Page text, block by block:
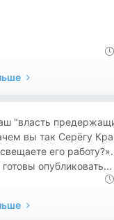
"власть
вы так Серёгу
его
опубликовать...